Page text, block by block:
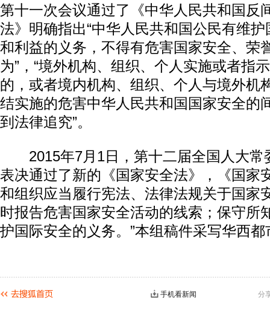
第十一次会议通过了《中华人民共和国反
法》明确指出“中华人民共和国公民有维
和利益的义务，不得有危害国家安全、荣
为”，“境外机构、组织、个人实施或者指
的，或者境内机构、组织、个人与境外机
结实施的危害中华人民共和国国家安全的
到法律追究”。
2015年7月1日，第十二届全国人大常
表决通过了新的《国家安全法》，《国家
和组织应当履行宪法、法律法规关于国家
时报告危害国家安全活动的线索；保守所
护国际安全的义务。”本组稿件采写华西
分
手机看新闻